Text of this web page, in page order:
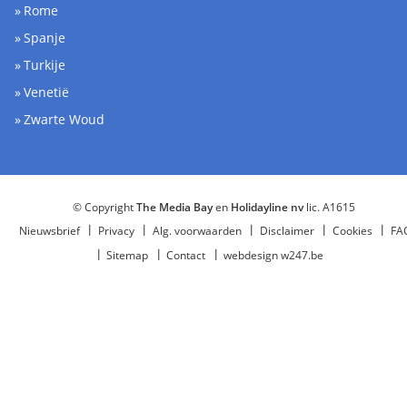
Rome
Spanje
Turkije
Venetië
Zwarte Woud
© CopyrightThe Media Bayen Holidayline nvlic. A1615
Nieuwsbrief
Privacy Alg. voorwaarden Disclaimer Cookies
Sitemap
Contact webdesign w247.be